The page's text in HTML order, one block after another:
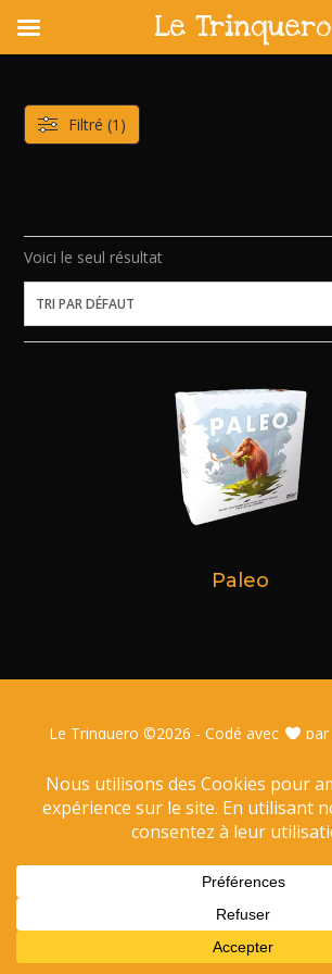
content
Voici le seul résultat
Paleo
Filtré (1)
Le Trinquero ©2026 - Codé avec par
Le Trinquero